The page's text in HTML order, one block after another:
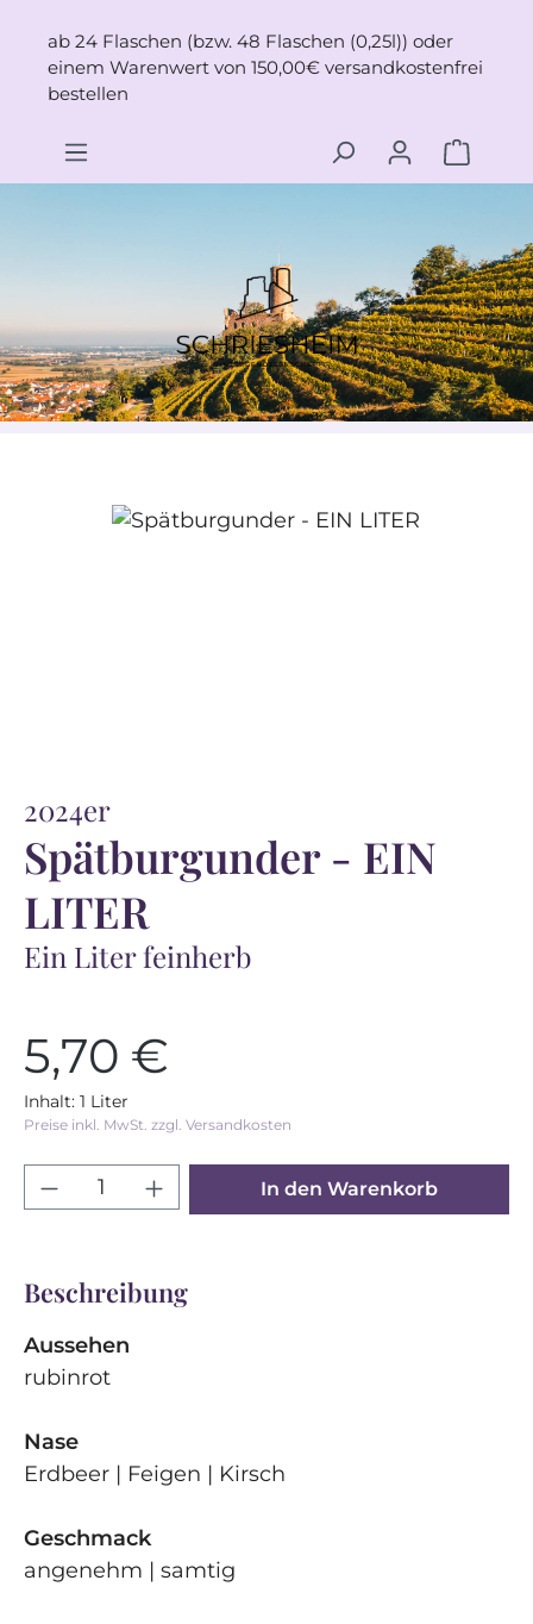
Zum Hauptinhalt springen
ab 24 Flaschen (bzw. 48 Flaschen (0,25l)) oder
einem Warenwert von 150,00€ versandkostenfrei
bestellen
Bildergalerie überspringen
2024er
Spätburgunder - EIN
LITER
Ein Liter feinherb
Regulärer Preis:
5,70 €
Inhalt: 1 Liter
Preise inkl. MwSt. zzgl. Versandkosten
Produkt Anzahl: Gib den
In den Warenkorb
Beschreibung
Aussehen
rubinrot
Nase
Erdbeer | Feigen | Kirsch
Geschmack
angenehm | samtig